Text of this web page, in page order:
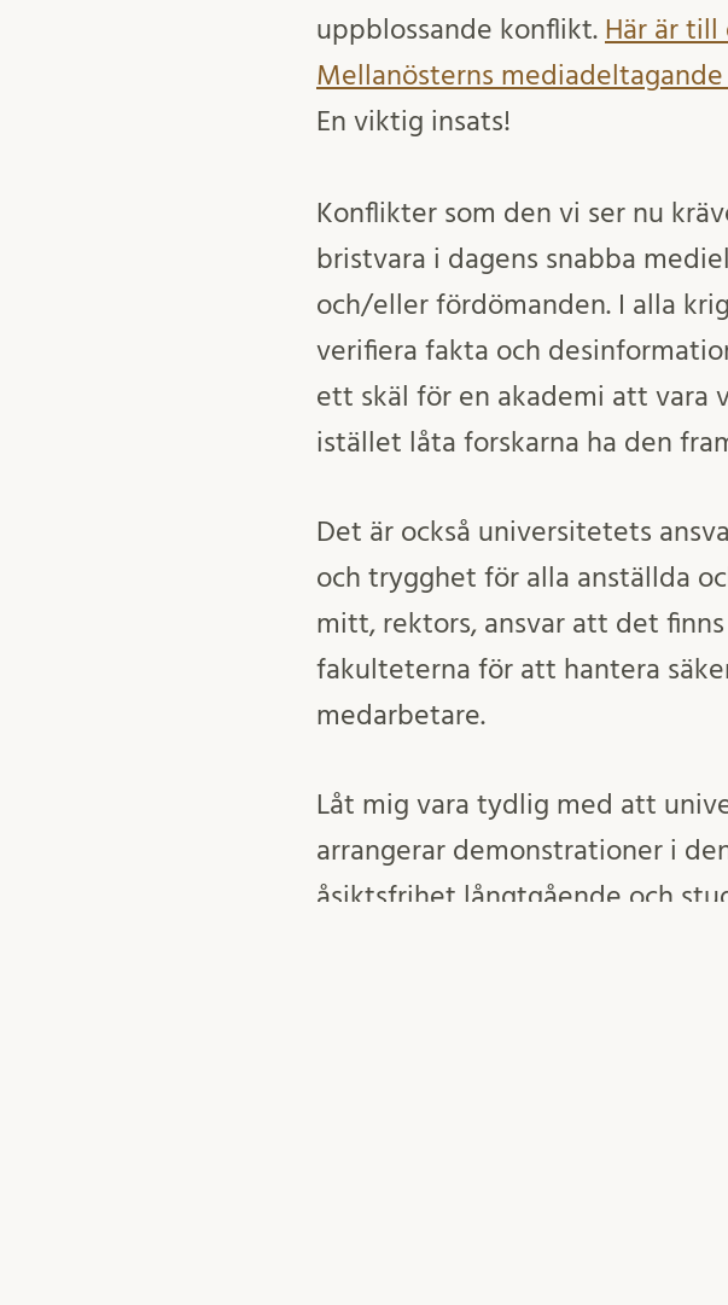
uppblossande konflikt. Här är
Mellanösterns
En viktig insats!
Konflikter som den vi ser nu
bristvara i dagens snabba
och/eller fördömanden. I alla
verifiera fakta och
ett skäl för en akademi att vara
istället låta forskarna ha den
Det är också universitetets
och trygghet för alla anställda
mitt, rektors, ansvar att det
fakulteterna för att hantera
medarbetare.
Låt mig vara tydlig med att
arrangerar demonstrationer i
åsiktsfrihet långtgående och